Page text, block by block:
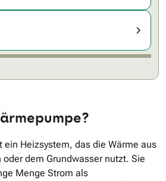
ein Heizsystem, das die Wärme aus
dem Grundwasser nutzt. Sie
Menge Strom als